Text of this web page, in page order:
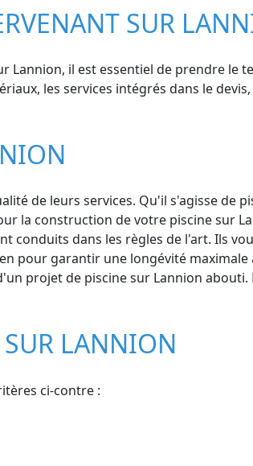
SUR
il est essentiel de prendre le
les services intégrés dans le
de leurs services. Qu'il s'agisse de
la construction de votre piscine sur
conduits dans les règles de l'art. Ils
pour garantir une longévité maximale
projet de piscine sur Lannion abouti.
SUR LANNION
ci-contre :